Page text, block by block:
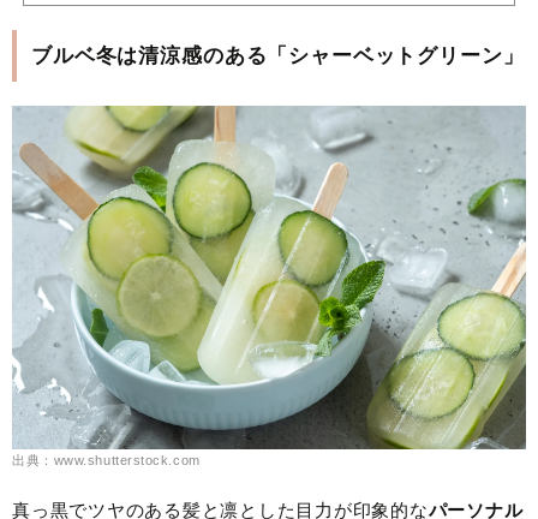
ブルベ冬は清涼感のある「シャーベットグリーン」
出典：www.shutterstock.com
真っ黒でツヤのある髪と凛とした目力が印象的なパーソナル